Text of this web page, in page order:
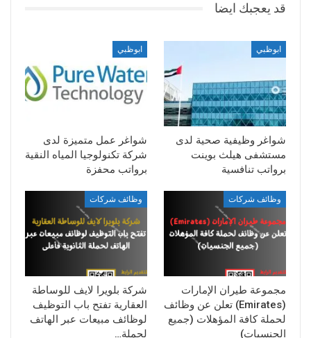
قد يعجبك ايضا
ابوظبي
شواغر وظيفية صحية لدى
مستشفى هيلث بوينت
برواتب تنافسية
ابوظبي
شواغر عمل متميزة لدى
شركة تكنولوجيا المياه النقية
برواتب محفزة
وظائف شركات
مجموعة طيران الإمارات
(Emirates) تعلن عن وظائف
لحملة كافة المؤهلات (جميع
الجنسيات)
وظائف شركات
شركة بلويرا لايف للوساطة
العقارية تفتح باب التوظيف
لوظائف مبيعات عبر الهاتف
لحملة…